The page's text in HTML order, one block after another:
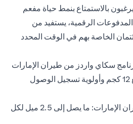
بالاستمتاع بنمط حياة مفعم
الرقمية، يستفيد من
الخاصة بهم في الوقت المحدد
سكاي واردز من طيران الإمارات
، مع وزن أمتعة إضافي يبلغ 12 كجم وأولوية تسجيل الوصول
أميال سكاي واردز من طيران الإمارات: ما يصل إلى 2.5 ميل لكل